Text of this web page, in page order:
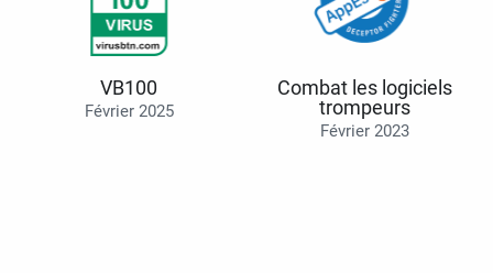
VB100
Février 2025
Combat les logiciels
trompeurs
Février 2023